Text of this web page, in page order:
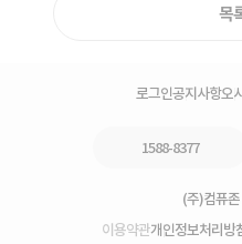
목
로그인공지사항오
1588-8377
(주)컴퓨
이용약관개인정보처리방